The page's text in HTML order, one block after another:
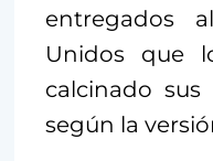
entregados
Unidos que
calcinado
según la